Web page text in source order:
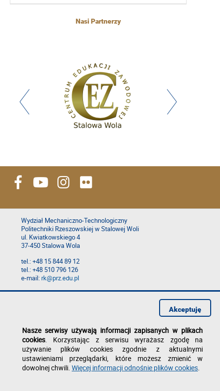
Nasi Partnerzy
Wydział Mechaniczno-Technologiczny
Politechniki Rzeszowskiej w Stalowej Woli
ul. Kwiatkowskiego 4
37-450 Stalowa Wola
tel.: +48 15 844 89 12
tel.: +48 510 796 126
e-mail:rk@prz.edu.pl
Deklaracja dostępności
Nasze serwisy używają informacji zapisanych w plikach
cookies. Korzystając z serwisu wyrażasz zgodę na
używanie plików cookies zgodnie z aktualnymi
ustawieniami przeglądarki, które możesz zmienić w
dowolnej chwili. Więcej informacji odnośnie plików cookies.
Akceptuję